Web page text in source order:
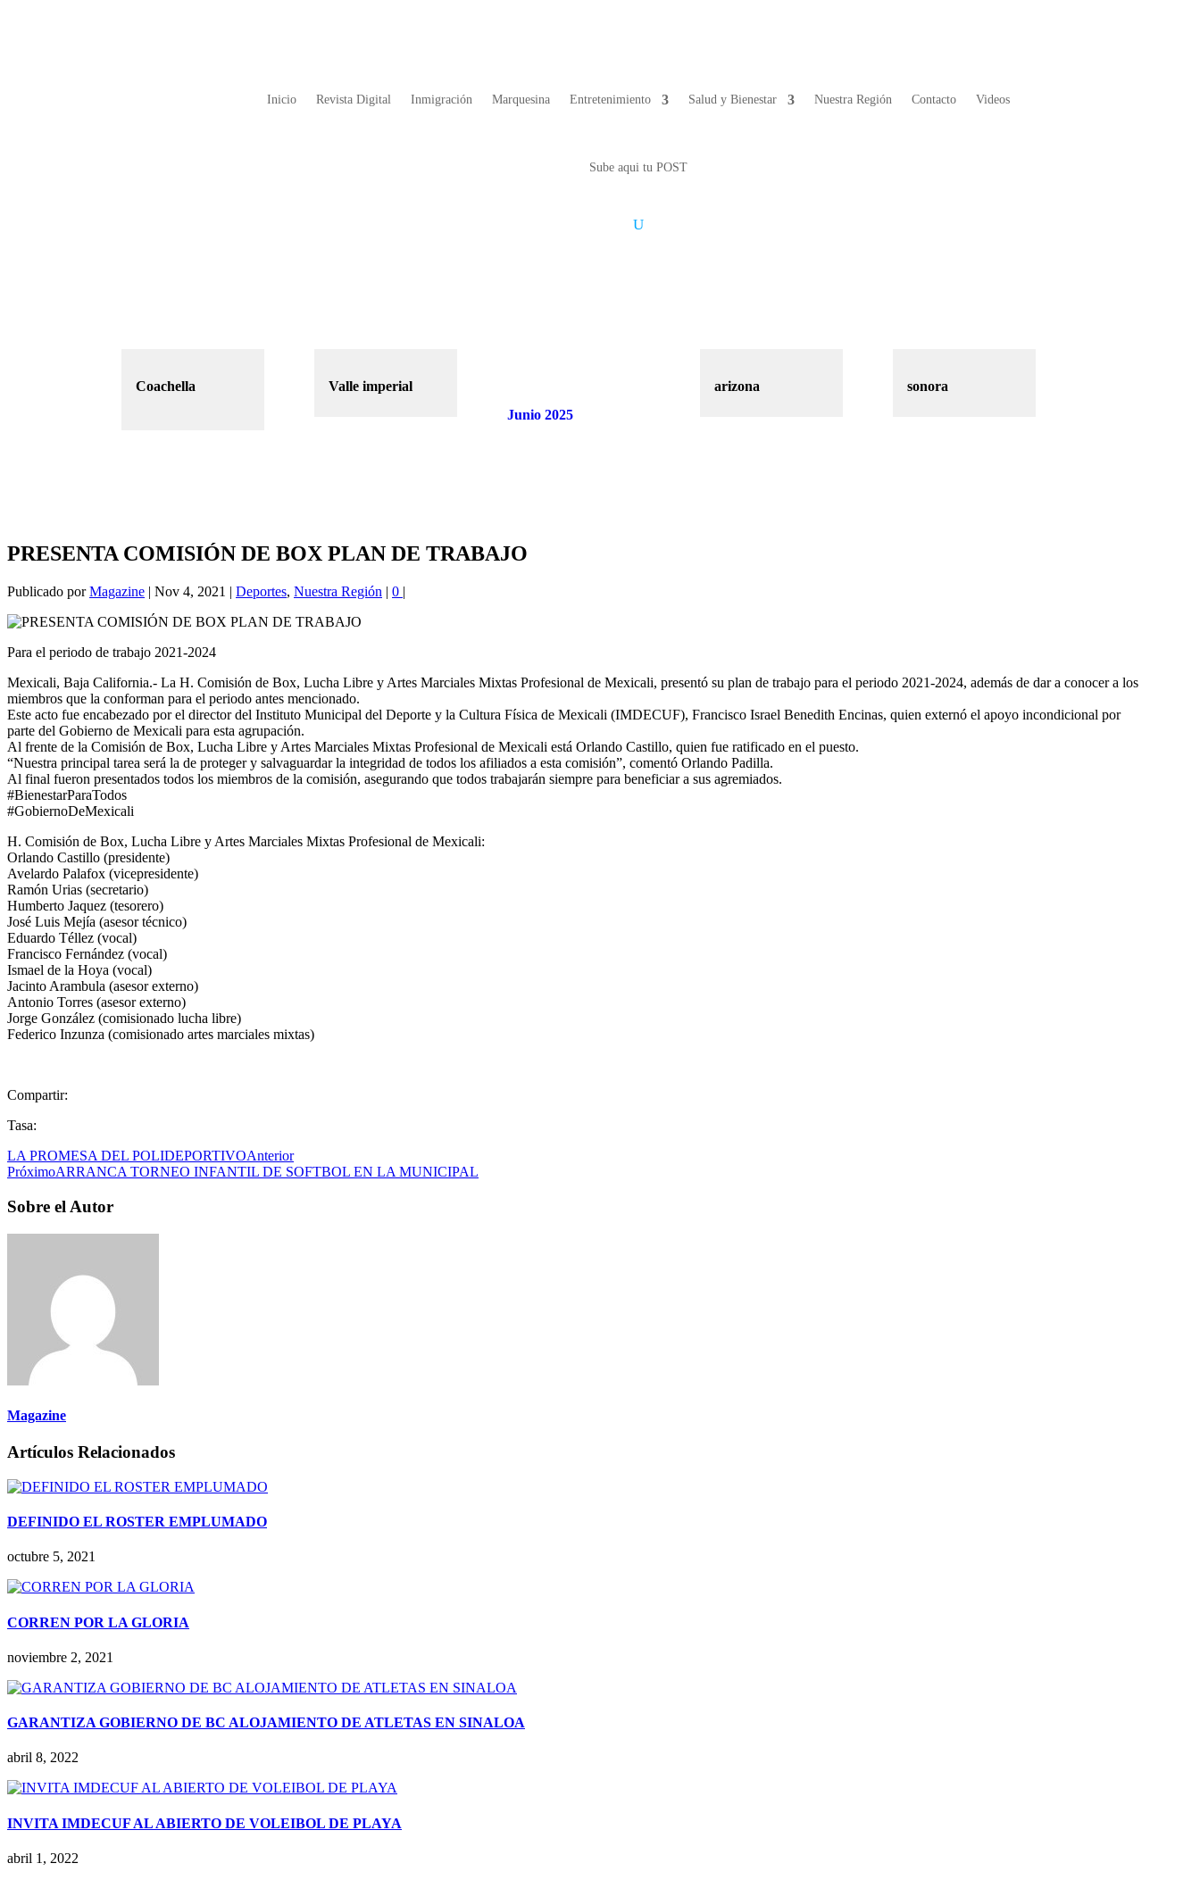
Inicio Revista Digital Inmigración Marquesina Entretenimiento Salud y Bienestar Nuestra Región Contacto Videos
Sube aqui tu POST
Coachella
Valle imperial
Junio 2025
arizona sonora
PRESENTA COMISIÓN DE BOX PLAN DE TRABAJO
Publicado porMagazine | Nov 4, 2021 | Deportes, Nuestra Región | 0 |
Para el periodo de trabajo 2021-2024
Mexicali, Baja California.- La H. Comisión de Box, Lucha Libre y Artes Marciales Mixtas Profesional de Mexicali, presentó su plan de trabajo para el periodo 2021-2024, además de dar a conocer a los
miembros que la conforman para el periodo antes mencionado.
Este acto fue encabezado por el director del Instituto Municipal del Deporte y la Cultura Física de Mexicali (IMDECUF), Francisco Israel Benedith Encinas, quien externó el apoyo incondicional por
parte del Gobierno de Mexicali para esta agrupación.
Al frente de la Comisión de Box, Lucha Libre y Artes Marciales Mixtas Profesional de Mexicali está Orlando Castillo, quien fue ratificado en el puesto.
“Nuestra principal tarea será la de proteger y salvaguardar la integridad de todos los afiliados a esta comisión”, comentó Orlando Padilla.
Al final fueron presentados todos los miembros de la comisión, asegurando que todos trabajarán siempre para beneficiar a sus agremiados.
#BienestarParaTodos
#GobiernoDeMexicali
H. Comisión de Box, Lucha Libre y Artes Marciales Mixtas Profesional de Mexicali:
Orlando Castillo (presidente)
Avelardo Palafox (vicepresidente)
Ramón Urias (secretario)
Humberto Jaquez (tesorero)
José Luis Mejía (asesor técnico)
Eduardo Téllez (vocal)
Francisco Fernández (vocal)
Ismael de la Hoya (vocal)
Jacinto Arambula (asesor externo)
Antonio Torres (asesor externo)
Jorge González (comisionado lucha libre)
Federico Inzunza (comisionado artes marciales mixtas)
Compartir:
Tasa:
LA PROMESA DEL POLIDEPORTIVOAnterior
PróximoARRANCA TORNEO INFANTIL DE SOFTBOL EN LA MUNICIPAL
Sobre el Autor
Magazine
Artículos Relacionados
DEFINIDO EL ROSTER EMPLUMADO
octubre 5, 2021
CORREN POR LA GLORIA
noviembre 2, 2021
GARANTIZA GOBIERNO DE BC ALOJAMIENTO DE ATLETAS EN SINALOA
abril 8, 2022
INVITA IMDECUF AL ABIERTO DE VOLEIBOL DE PLAYA
abril 1, 2022